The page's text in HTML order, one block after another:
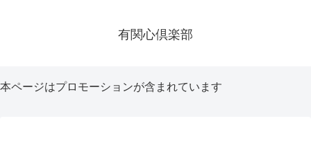
有関心倶楽部
本ページはプロモーションが含まれています